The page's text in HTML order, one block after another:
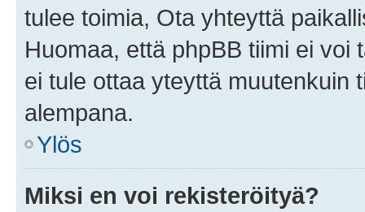
tulee toimia, Ota yhteyttä
Huomaa, että phpBB tiimi ei
ei tule ottaa yteyttä muutenkuin
alempana.
Ylös
Miksi en voi rekisteröityä?